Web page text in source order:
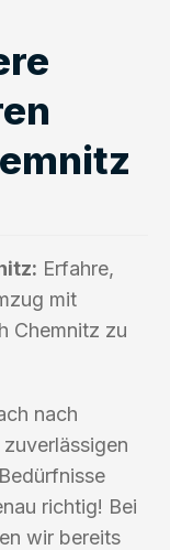
Erfahre,
mit
Chemnitz zu
nach
richtig! Bei
wir bereits